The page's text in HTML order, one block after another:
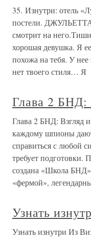
35. Изнутри: отель
постели. ДЖУЛЬЕТТА
смотрит на
хорошая девушка. Я
похожа на тебя. У
нет твоего стиля… Я
Глава 2 БНД:
Глава 2 БНД: Взгляд
каждому шпионы
справиться с любой
требует подготовки.
создана «Школа
«фермой»,
Узнать
Узнать изнутри Из